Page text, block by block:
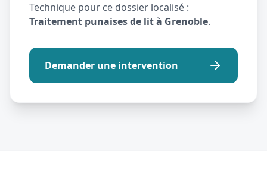
Technique pour ce dossier localisé :
Traitement punaises de lit à Grenoble.
Demander une intervention